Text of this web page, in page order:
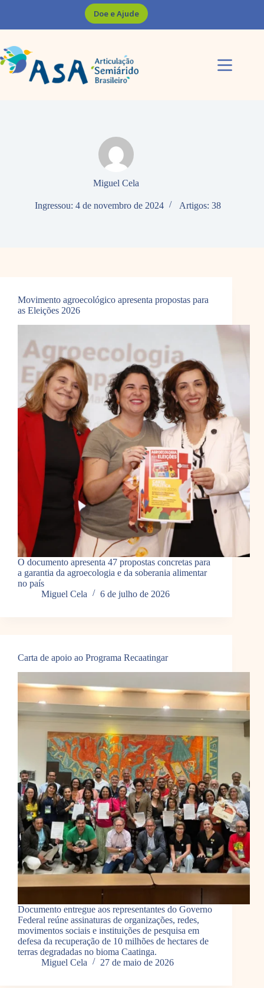
Doe e Ajude
Miguel Cela
Ingressou: 4 de novembro de 2024 Artigos: 38
Movimento agroecológico apresenta propostas para
as Eleições 2026
O documento apresenta 47 propostas concretas para
a garantia da agroecologia e da soberania alimentar
no país
Miguel Cela
6 de julho de 2026
Carta de apoio ao Programa Recaatingar
Documento entregue aos representantes do Governo
Federal reúne assinaturas de organizações, redes,
movimentos sociais e instituições de pesquisa em
defesa da recuperação de 10 milhões de hectares de
terras degradadas no bioma Caatinga.
Miguel Cela
27 de maio de 2026